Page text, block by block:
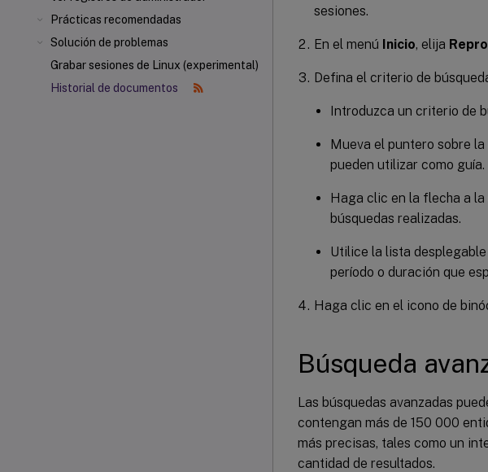
Prácticas recomendadas
Solución de problemas
Grabar sesiones de Linux (experimental)
Historial de documentos
sesiones.
En el menú Inicio, elija
Defina el criterio de
Introduzca un criterio de
Mueva el puntero sobre
pueden utilizar como guía.
Haga clic en la flecha a la
búsquedas realizadas.
Utilice la lista
período o duración que
Haga clic en el icono de
Búsqueda
Las búsquedas avanzadas
contengan más de 150 000
más precisas, tales como un
cantidad de resultados.